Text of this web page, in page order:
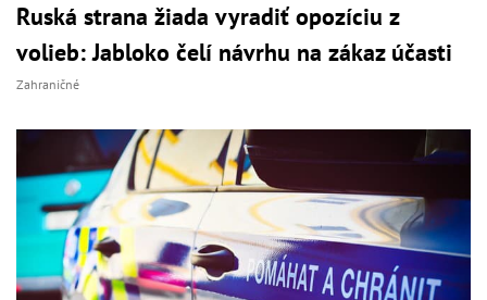
Ruská strana žiada vyradiť opozíciu z
volieb: Jabloko čelí návrhu na zákaz účasti
Zahraničné